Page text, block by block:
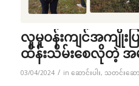
လူမူဝန်းကျင်အကျိုး
ထိန်းသိမ်းစေလိုတဲ့ အ
03/04/2024 / in ဆောင်းပါး, သတင်းဆော